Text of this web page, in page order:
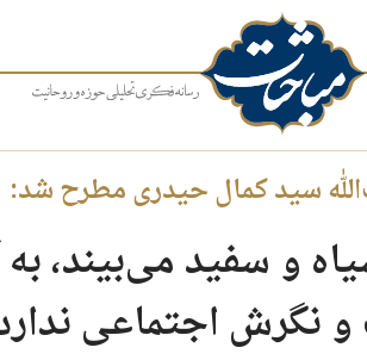
سید کمال حیدری مطرح شد:
و سفید می‌بیند، به
نگرش اجتماعی